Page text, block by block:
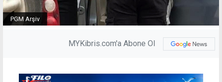
PGM Arşiv
MYKibris.com'a Abone Ol